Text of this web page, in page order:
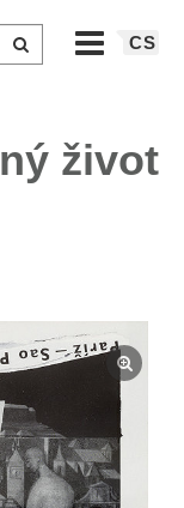
CS
život